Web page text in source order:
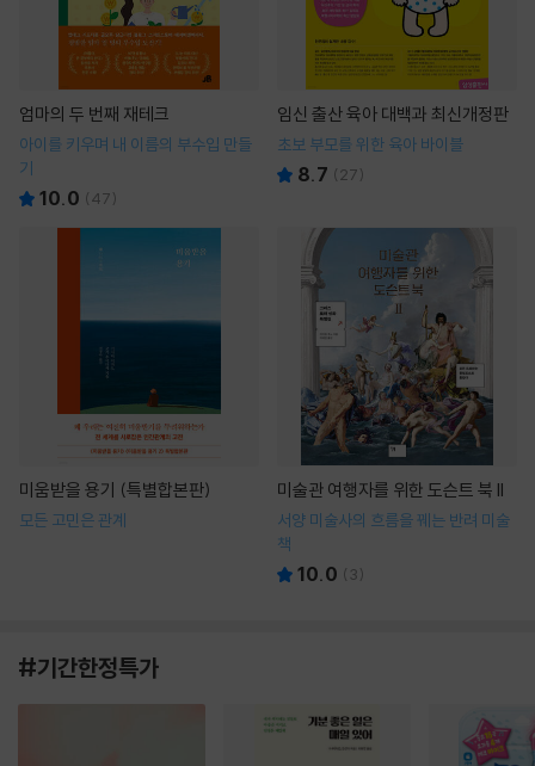
엄마의 두 번째 재테크
아이를 키우며 내 이름의 부수입 만들
기
10.0 (47)
임신 출산 육아 대백과 최신개정판
초보 부모를 위한 육아 바이블
8.7 ( 27)
미움받을 용기 (특별합본판)
모든 고민은 관계
미술관 여행자를 위한 도슨트 북 II
서양 미술사의 흐름을 꿰는 반려 미술
책
10.0 ( 3)
#기간한정특가